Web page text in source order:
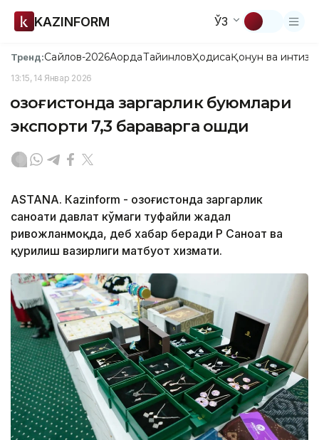
KAZINFORM ЎЗ
Тренд:Сайлов-2026АқордаТайинловҲодисаҚонун ва
13:15, 14 Январ 2026
Қозоғистонда заргарлик буюмлари
экспорти 7,3 бараварга ошди
ASTANА. Кazinform - Қозоғистонда заргарлик
саноати давлат кўмаги туфайли жадал
ривожланмоқда, деб хабар беради ҚР Саноат ва
қурилиш вазирлиги матбуот хизмати.